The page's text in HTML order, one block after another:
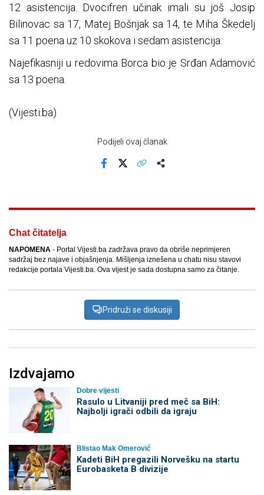
12 asistencija. Dvocifren učinak imali su još Josip
Bilinovac sa 17, Matej Bošnjak sa 14, te Miha Škedelj
sa 11 poena uz 10 skokova i sedam asistencija.
Najefikasniji u redovima Borca bio je Srđan Adamović
sa 13 poena.
(Vijesti.ba)
Podijeli ovaj članak
Chat čitatelja
NAPOMENA - Portal Vijesti.ba zadržava pravo da obriše neprimjeren
sadržaj bez najave i objašnjenja. Mišljenja iznešena u chatu nisu stavovi
redakcije portala Vijesti.ba. Ova vijest je sada dostupna samo za čitanje.
Pridruži se diskusiji
Izdvajamo
Dobre vijesti
Rasulo u Litvaniji pred meč sa BiH:
Najbolji igrači odbili da igraju
Blistao Mak Omerović
Kadeti BiH pregazili Norvešku na startu
Eurobasketa B divizije